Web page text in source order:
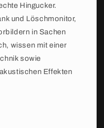
Hingucker.
und Löschmonitor,
in Sachen
wissen mit einer
sowie
Effekten